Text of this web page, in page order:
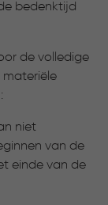
bedenktijd
de volledige
materiële
niet
van de
einde van de